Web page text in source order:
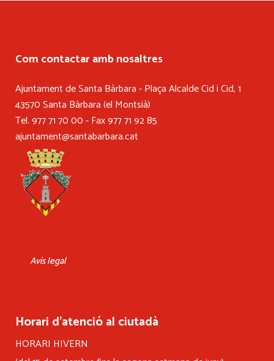
Com contactar amb nosaltres
Ajuntament de Santa Bàrbara - Plaça Alcalde Cid i Cid, 1
43570 Santa Bàrbara (el Montsià)
Tel. 977 71 70 00 - Fax 977 71 92 85
ajuntament@santabarbara.cat
Avís legal
Horari d’atenció al ciutadà
HORARI HIVERN